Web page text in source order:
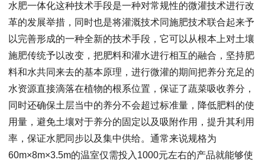
水肥一体化这种技术手段是一种对常规性的微灌技术进行改
革的发展举措，同时也是将灌溉技术同施肥技术联合起来予
以完善形成的一种全新的技术手段，它可以从根本上对土壤
施肥传统予以改变，把肥料和灌水进行相互的融合，坚持肥
料和水共同来去的基本原理，进行微灌的期间把养分充足的
水资源直接滴落在植物的根系位置，保证了蔬菜吸收养分，
同时还确保土层当中的养分不会超过标准量，降低肥料的使
用量，避免土壤对于养分的固定以及吸附作用，提升其利用
率，保证水肥同步以及集中供给。通常来说规格为
60m×8m×3.5m的温室仅需投入1000元左右的产品就能够使